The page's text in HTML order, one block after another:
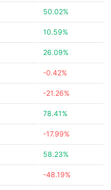
50.02%
10.59%
26.09%
-0.42%
-21.26%
78.41%
-17.99%
58.23%
-48.19%